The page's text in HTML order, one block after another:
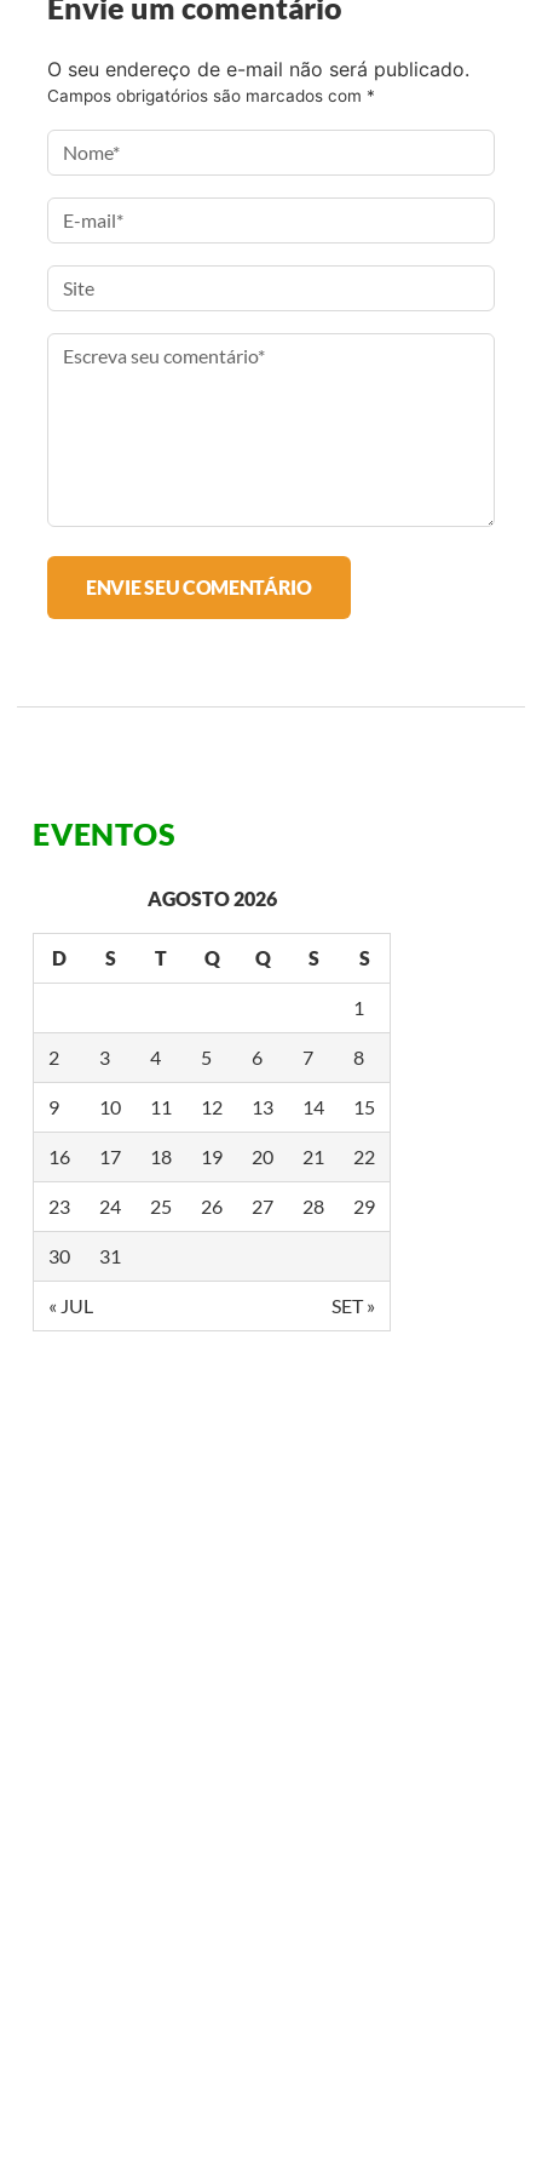
b
o
k
t
r
a
r
a
m
a
l
Envie um comentário
O seu endereço de e-mail não será publicado.
Campos obrigatórios são marcados com *
EVENTOS
AGOSTO 2026
D S T Q Q S S
1
2 3 4 5 6 7 8
9 10 11 12 13 14 15
16 17 18 19 20 21 22
23 24 25 26 27 28 29
30 31
« JUL SET »